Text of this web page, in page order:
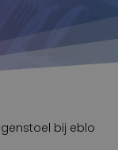
bij eblo